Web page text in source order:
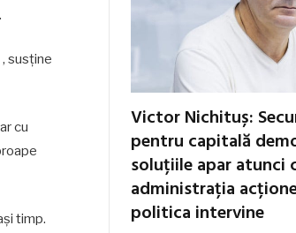
susține
cu
timp.
Victor Nichituș:
pentru capitală
soluțiile apar atunci
administrația
politica intervine